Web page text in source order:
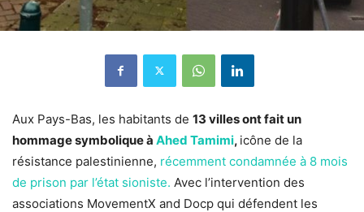
Aux Pays-Bas, les habitants de 13 villes ont fait un
hommage symbolique à Ahed Tamimi, icône de la
résistance palestinienne, récemment condamnée à 8 mois
de prison par l’état sioniste. Avec l’intervention des
associations MovementX and Docp qui défendent les